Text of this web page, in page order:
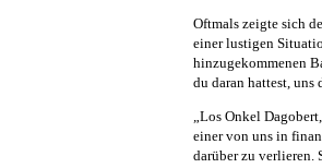
Oftmals zeigte sich
einer lustigen
hinzugekommenen
du daran hattest, uns
„Los Onkel
einer von uns in
darüber zu verlieren.